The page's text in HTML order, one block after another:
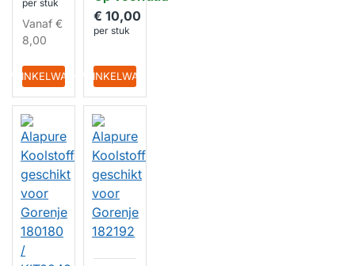
per stuk
Vanaf €
8,00
WINKELWAGEN
€ 10,00
per stuk
IN WINKELWAGEN